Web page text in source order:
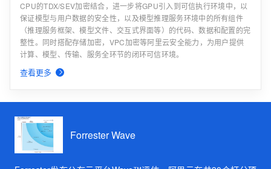
CPU的TDX/SEV加密结合，进一步将GPU引入到可信执行环境中，以
保证模型与用户数据的安全性，以及模型推理服务环境中的所有组件
（推理服务框架、模型文件、交互式界面等）的代码、数据和配置的完
整性。同时搭配存储加密，VPC加密等阿里云安全能力，为用户提供
计算、模型、传输、服务全环节的闭环可信环境。
查看更多
Forrester Wave